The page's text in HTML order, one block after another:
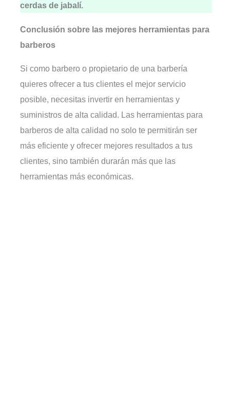
cerdas de jabalí.
Conclusión sobre las mejores herramientas para
barberos
Si como barbero o propietario de una barbería
quieres ofrecer a tus clientes el mejor servicio
posible, necesitas invertir en herramientas y
suministros de alta calidad. Las herramientas para
barberos de alta calidad no solo te permitirán ser
más eficiente y ofrecer mejores resultados a tus
clientes, sino también durarán más que las
herramientas más económicas.